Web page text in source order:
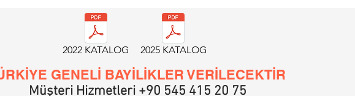
2022 KATALOG 2025 KATALOG
GENELİ BAYİLİKLER VERİLECEKTİR
Müşteri Hizmetleri +90 545 415 20 75